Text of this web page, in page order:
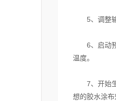
5、调整输
6、启动预
温度。
7、开始生
想的胶水涂